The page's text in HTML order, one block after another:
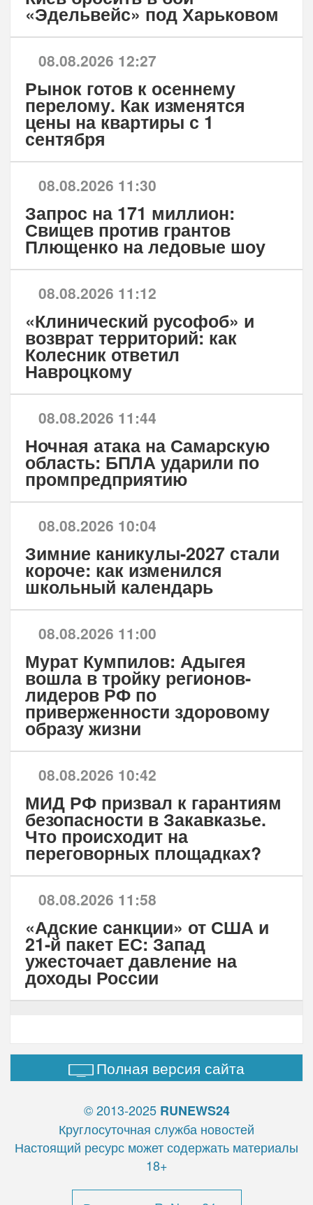
«Эдельвейс» под Харьковом
08.08.2026 12:27
Рынок готов к осеннему
перелому. Как изменятся
цены на квартиры с 1
сентября
08.08.2026 11:30
Запрос на 171 миллион:
Свищев против грантов
Плющенко на ледовые шоу
08.08.2026 11:12
«Клинический русофоб» и
возврат территорий: как
Колесник ответил
Навроцкому
08.08.2026 11:44
Ночная атака на Самарскую
область: БПЛА ударили по
промпредприятию
08.08.2026 10:04
Зимние каникулы-2027 стали
короче: как изменился
школьный календарь
08.08.2026 11:00
Мурат Кумпилов: Адыгея
вошла в тройку регионов-
лидеров РФ по
приверженности здоровому
образу жизни
08.08.2026 10:42
МИД РФ призвал к гарантиям
безопасности в Закавказье.
Что происходит на
переговорных площадках?
08.08.2026 11:58
«Адские санкции» от США и
21-й пакет ЕС: Запад
ужесточает давление на
доходы России
Полная версия сайта
© 2013-2025 RUNEWS24
Круглосуточная служба новостей
Настоящий ресурс может содержать материалы
18+